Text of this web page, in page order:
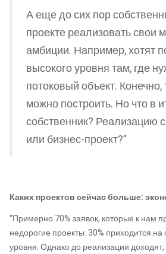
А еще до сих пор
проекте реализовать свои
амбиции. Например, хотят
высокого уровня там, где
потоковый объект. Конечно,
можно построить. Но что в
собственник? Реализацию
или бизнес-проект?”
Каких проектов сейчас больше:
“Примерно 70% заявок, которые к нам
недорогие проекты. 30% приходится
уровня. Однако до реализации